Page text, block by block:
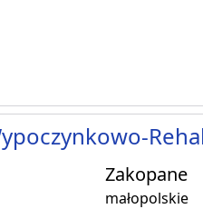
Zakopane
małopolskie